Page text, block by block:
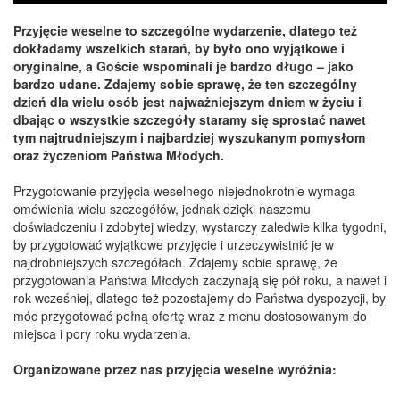
Przyjęcie weselne to szczególne wydarzenie, dlatego też
dokładamy wszelkich starań, by było ono wyjątkowe i
oryginalne, a Goście wspominali je bardzo długo – jako
bardzo udane. Zdajemy sobie sprawę, że ten szczególny
dzień dla wielu osób jest najważniejszym dniem w życiu i
dbając o wszystkie szczegóły staramy się sprostać nawet
tym najtrudniejszym i najbardziej wyszukanym pomysłom
oraz życzeniom Państwa Młodych.
Przygotowanie przyjęcia weselnego niejednokrotnie wymaga
omówienia wielu szczegółów, jednak dzięki naszemu
doświadczeniu i zdobytej wiedzy, wystarczy zaledwie kilka tygodni,
by przygotować wyjątkowe przyjęcie i urzeczywistnić je w
najdrobniejszych szczegółach. Zdajemy sobie sprawę, że
przygotowania Państwa Młodych zaczynają się pół roku, a nawet i
rok wcześniej, dlatego też pozostajemy do Państwa dyspozycji, by
móc przygotować pełną ofertę wraz z menu dostosowanym do
miejsca i pory roku wydarzenia.
Organizowane przez nas przyjęcia weselne wyróżnia: